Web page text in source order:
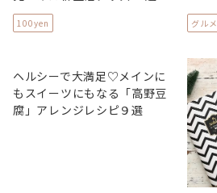
100yen グルメ
ヘルシーで大満足♡メインに
もスイーツにもなる「高野豆
腐」アレンジレシピ９選